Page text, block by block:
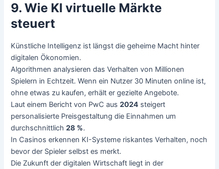
9. Wie KI virtuelle Märkte
steuert
Künstliche Intelligenz ist längst die geheime Macht hinter
digitalen Ökonomien.
Algorithmen analysieren das Verhalten von Millionen
Spielern in Echtzeit. Wenn ein Nutzer 30 Minuten online ist,
ohne etwas zu kaufen, erhält er gezielte Angebote.
Laut einem Bericht von PwC aus2024 steigert
personalisierte Preisgestaltung die Einnahmen um
durchschnittlich28 %.
In Casinos erkennen KI-Systeme riskantes Verhalten, noch
bevor der Spieler selbst es merkt.
Die Zukunft der digitalen Wirtschaft liegt in der